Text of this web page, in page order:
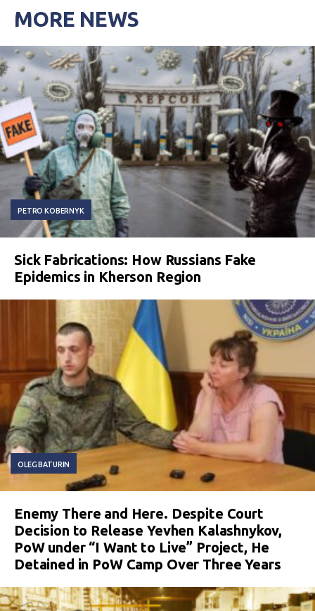
MORE NEWS
PETRO KOBERNYK
Sick Fabrications: How Russians Fake
Epidemics in Kherson Region
OLEG BATURIN
Enemy There and Here. Despite Court
Decision to Release Yevhen Kalashnykov,
PoW under “I Want to Live” Project, He
Detained in PoW Camp Over Three Years